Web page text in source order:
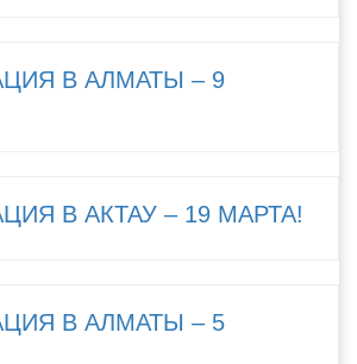
В АЛМАТЫ – 9
В АКТАУ – 19 МАРТА!
В АЛМАТЫ – 5